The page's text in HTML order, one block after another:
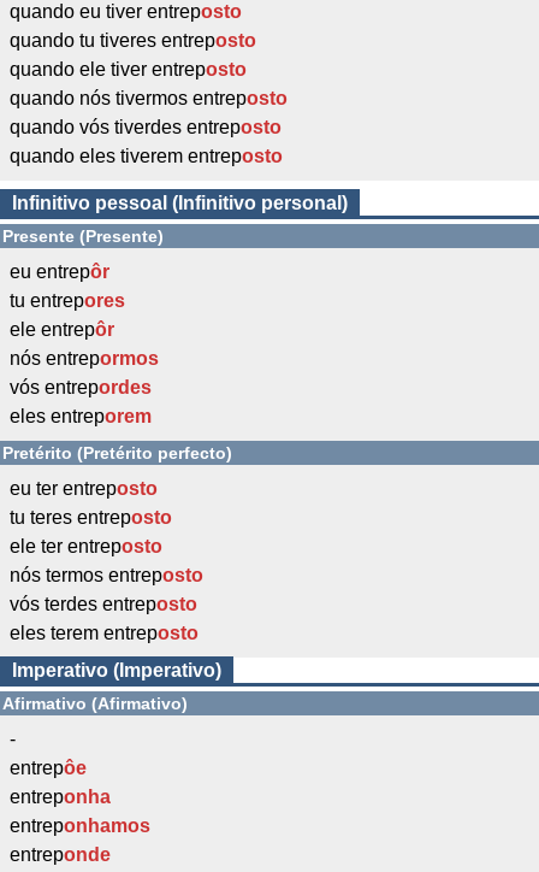
quando eu tiver entreposto
quando tu tiveres entreposto
quando ele tiver entreposto
quando nós tivermos entreposto
quando vós tiverdes entreposto
quando eles tiverem entreposto
Infinitivo pessoal (Infinitivo personal)
Presente (Presente)
eu entrepôr
tu entrepores
ele entrepôr
nós entrepormos
vós entrepordes
eles entreporem
Pretérito (Pretérito perfecto)
eu ter entreposto
tu teres entreposto
ele ter entreposto
nós termos entreposto
vós terdes entreposto
eles terem entreposto
Imperativo (Imperativo)
Afirmativo (Afirmativo)
-
entrepôe
entreponha
entreponhamos
entreponde